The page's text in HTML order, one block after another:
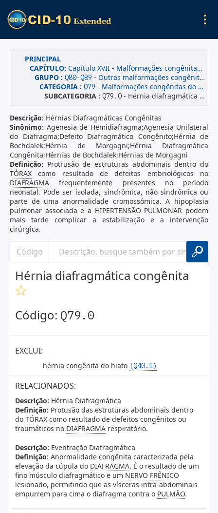
PRINCIPAL
CAPÍTULO: Capítulo XVII - Malformações congênitas, deformidades e anomalias cromossômicas
GRUPO : Q80-Q89 - Outras malformações congênitas
CATEGORIA : Q79 - Malformações congênitas do sistema osteomuscular não classificadas em outra parte
SUBCATEGORIA : Q79.0 - Hérnia diafragmática congênita
Descrição: Hérnias Diafragmáticas Congênitas
Sinônimo: Agenesia de Hemidiafragma;Agenesia Unilateral
do Diafragma;Defeito Diafragmático Congênito;Hérnia de
Bochdalek;Hérnia de Morgagni;Hérnia Diafragmática
Congênita;Hérnias de Bochdalek;Hérnias de Morgagni
Definição: Protrusão de estruturas abdominais dentro do
TÓRAX como resultado de defeitos embriológicos no
DIAFRAGMA frequentemente presentes no período
neonatal. Pode ser isolada, sindrômica, não sindrômica ou
parte de uma anormalidade cromossômica. A hipoplasia
pulmonar associada e a HIPERTENSÃO PULMONAR podem
mais tarde complicar a estabilização e a intervenção
cirúrgica.
Hérnia diafragmática congênita
Código: Q79.0
EXCLUI:
hérnia congênita do hiato (Q40.1)
RELACIONADOS:
Descrição: Hérnia Diafragmática
Definição: Protusão das estruturas abdominais dentro
do TÓRAX como resultado de defeitos congênitos ou
traumáticos no DIAFRAGMA respiratório.
Descrição: Eventração Diafragmática
Definição: Anormalidade congênita caracterizada pela
elevação da cúpula do DIAFRAGMA. É o resultado de um
fino músculo diafragmático e um NERVO FRÊNICO
lesionado, permitindo que as vísceras intra-abdominais
empurrem para cima o diafragma contra o PULMÃO.